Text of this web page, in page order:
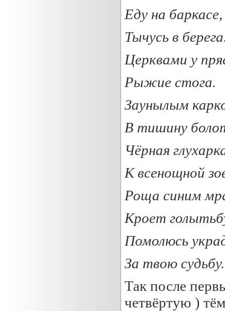
Еду на баркасе,
Тычусь в
Церквами у
Рыжиестога.
Заунылым
В тишину
Чёрная
К всенощной
Роща синим
Кроет
Помолюсь
За твою судьбу.
Так после
четвёртую )